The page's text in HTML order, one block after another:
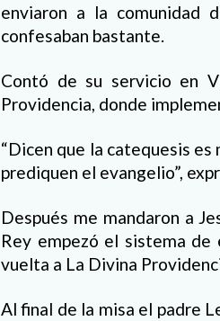
enviaron a la comunidad
confesaban bastante.
Contó de su servicio en
Providencia, donde
“Dicen que la catequesis
prediquen el evangelio”,
Después me mandaron a
Rey empezó el sistema de
vuelta a La Divina
Al final de la misa el padre